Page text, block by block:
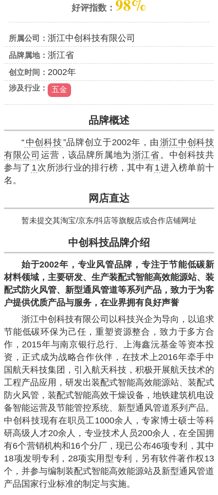
好评指数： 98%
所属公司： 浙江中创科技有限公司
品牌属地： 浙江省
创立时间： 2002年
涉及行业： 五金
品牌概述
“ 中创科技 ”品牌创立于2002年，由 浙江中创科技
有限公司 运营，该品牌所属地为 浙江省。中创科技共
参与了 1次所涉行业的排行榜，其中有1进入榜单前十
名。
网店直达
暂未提交其淘宝/京东/抖店等旗舰店或合作店铺网址
中创科技品牌介绍
始于2002年，专业风管品牌，专注于节能低碳新
材料领域，主要研发、生产装配式智能高效能源站、装
配式防火风管、新型通风管道等系列产品，致力于为客
户提供优质产品与服务，在业界拥有良好声誉
浙江中创科技有限公司以科技兴企为导向，以追求
节能低碳环保为己任，重塑资源整合，致力于多方合
作，2015年与南京银行总行、上海鑫沅基金等资本投
资，正式成为战略合作伙伴，在技术上2016年牵手中
国航天科技集团，引入航天科技，积极开展航天技术的
工程产品应用，研发出装配式智能高效能源站、装配式
防火风管，装配式智能高效干燥设备，地铁建筑机电设
备智能运营及节能管控系统、新型通风管道系列产品。
中创科技现有在职员工1000余人，专家博士硕士等科
研高级人才20余人，专业技术人员200余人，在全国拥
有6个营销机构和16个分厂，现已公布46项专利，其中
18项发明专利，28项实用型专利，另有软件著作权13
个，并参与编制装配式智能高效能源站及新型通风管道
产品国家行业标准的制定与实施。